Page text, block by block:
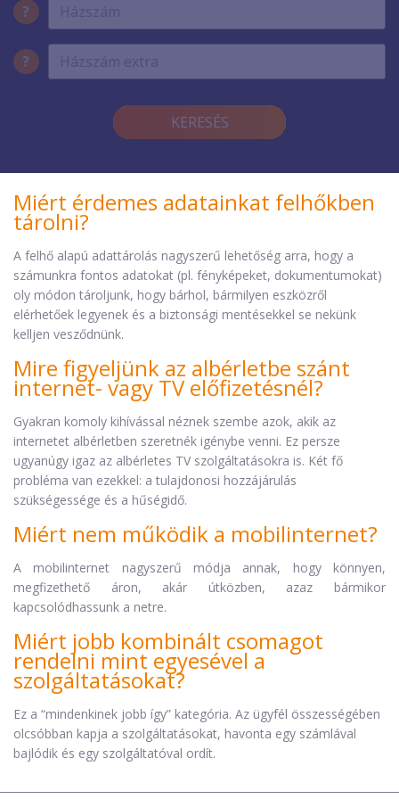
?
?
KERESÉS
Miért érdemes adatainkat felhőkben
tárolni?
A felhő alapú adattárolás nagyszerű lehetőség arra, hogy a
számunkra fontos adatokat (pl. fényképeket, dokumentumokat)
oly módon tároljunk, hogy bárhol, bármilyen eszközről
elérhetőek legyenek és a biztonsági mentésekkel se nekünk
kelljen vesződnünk.
Mire figyeljünk az albérletbe szánt
internet- vagy TV előfizetésnél?
Gyakran komoly kihívással néznek szembe azok, akik az
internetet albérletben szeretnék igénybe venni. Ez persze
ugyanúgy igaz az albérletes TV szolgáltatásokra is. Két fő
probléma van ezekkel: a tulajdonosi hozzájárulás
szükségessége és a hűségidő.
Miért nem működik a mobilinternet?
A mobilinternet nagyszerű módja annak, hogy könnyen,
megfizethető áron, akár útközben, azaz bármikor
kapcsolódhassunk a netre.
Miért jobb kombinált csomagot
rendelni mint egyesével a
szolgáltatásokat?
Ez a “mindenkinek jobb így” kategória. Az ügyfél összességében
olcsóbban kapja a szolgáltatásokat, havonta egy számlával
bajlódik és egy szolgáltatóval ordít.